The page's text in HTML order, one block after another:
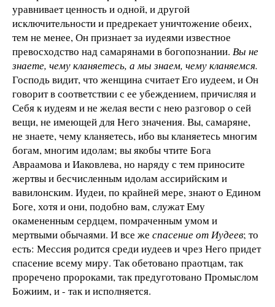
уравнивает ценность и одной, и другой
исключительности и предрекает уничтожение обеих,
тем не менее, Он признает за иудеями известное
превосходство над самарянами в богопознании. Вы не
знаете, чему кланяетесь, а мы знаем, чему кланяемся.
Господь видит, что женщина считает Его иудеем, и Он
говорит в соответствии с ее убеждением, причисляя и
Себя к иудеям и не желая вести с нею разговор о сей
вещи, не имеющей для Него значения. Вы, самаряне,
не знаете, чему кланяетесь, ибо вы кланяетесь многим
богам, многим идолам; вы якобы чтите Бога
Авраамова и Иаковлева, но наряду с тем приносите
жертвы и бесчисленным идолам ассирийским и
вавилонским. Иудеи, по крайней мере, знают о Едином
Боге, хотя и они, подобно вам, служат Ему
окамененным сердцем, помраченным умом и
мертвыми обычаями. И все же спасение от Иудеев; то
есть: Мессия родится среди иудеев и чрез Него придет
спасение всему миру. Так обетовано праотцам, так
проречено пророками, так предуготовано Промыслом
Божиим, и - так и исполняется.